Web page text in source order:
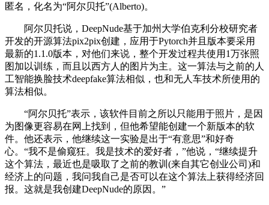
匿名，化名为“阿尔贝托”(Alberto)。
阿尔贝托说，DeepNude基于加州大学伯克利分校研究者
开发的开源算法pix2pix创建，应用于Pytorch并且版本要采用
最新的1.1.0版本，对他们来说，整个开发过程共使用1万张照
图加以训练，而且以西方人的图片为主。这一算法与之前的人
工智能换脸技术deepfake算法相似，也和无人车技术所使用的
算法相似。
“阿尔贝托”表示，该软件目前之所以只能用于照片，是因
为图像更容易在网上找到，但他希望能创建一个新版本的软
件。他还表示，他继续这一实验是出于“有意思”和好奇
心。“我不是偷窥狂。我是技术的爱好者，”他说，“继续提升
这个算法，最近也是吸取了之前的教训(来自其它创业公司)和
经济上的问题，我问我自己是否可以在这个算法上获得经济回
报。这就是我创建DeepNude的原因。”